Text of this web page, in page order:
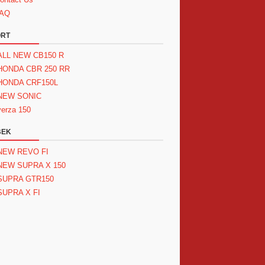
NEW CB150 R
CBR 250 RR
CRF150L
SONIC
150
REVO FI
SUPRA X 150
GTR150
X FI